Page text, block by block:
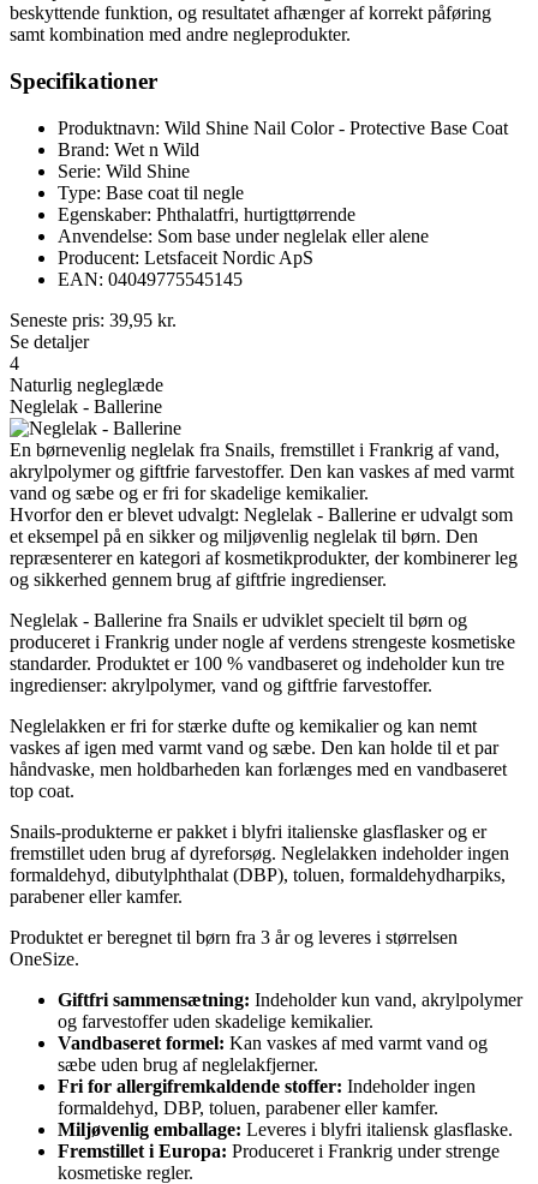
beskyttende funktion, og resultatet afhænger af korrekt påføring
samt kombination med andre negleprodukter.
Specifikationer
Produktnavn: Wild Shine Nail Color - Protective Base Coat
Brand: Wet n Wild
Serie: Wild Shine
Type: Base coat til negle
Egenskaber: Phthalatfri, hurtigttørrende
Anvendelse: Som base under neglelak eller alene
Producent: Letsfaceit Nordic ApS
EAN: 04049775545145
Seneste pris: 39,95 kr.
Se detaljer
4
Naturlig negleglæde
Neglelak - Ballerine
En børnevenlig neglelak fra Snails, fremstillet i Frankrig af vand,
akrylpolymer og giftfrie farvestoffer. Den kan vaskes af med varmt
vand og sæbe og er fri for skadelige kemikalier.
Hvorfor den er blevet udvalgt: Neglelak - Ballerine er udvalgt som
et eksempel på en sikker og miljøvenlig neglelak til børn. Den
repræsenterer en kategori af kosmetikprodukter, der kombinerer leg
og sikkerhed gennem brug af giftfrie ingredienser.
Neglelak - Ballerine fra Snails er udviklet specielt til børn og
produceret i Frankrig under nogle af verdens strengeste kosmetiske
standarder. Produktet er 100 % vandbaseret og indeholder kun tre
ingredienser: akrylpolymer, vand og giftfrie farvestoffer.
Neglelakken er fri for stærke dufte og kemikalier og kan nemt
vaskes af igen med varmt vand og sæbe. Den kan holde til et par
håndvaske, men holdbarheden kan forlænges med en vandbaseret
top coat.
Snails-produkterne er pakket i blyfri italienske glasflasker og er
fremstillet uden brug af dyreforsøg. Neglelakken indeholder ingen
formaldehyd, dibutylphthalat (DBP), toluen, formaldehydharpiks,
parabener eller kamfer.
Produktet er beregnet til børn fra 3 år og leveres i størrelsen
OneSize.
Giftfri sammensætning: Indeholder kun vand, akrylpolymer
og farvestoffer uden skadelige kemikalier.
Vandbaseret formel: Kan vaskes af med varmt vand og
sæbe uden brug af neglelakfjerner.
Fri for allergifremkaldende stoffer: Indeholder ingen
formaldehyd, DBP, toluen, parabener eller kamfer.
Miljøvenlig emballage: Leveres i blyfri italiensk glasflaske.
Fremstillet i Europa: Produceret i Frankrig under strenge
kosmetiske regler.